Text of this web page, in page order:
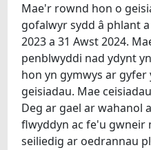
Mae'r rownd hon o
gofalwyr sydd â phlant
2023 a 31 Awst 2024.
penblwyddi nad ydynt
hon yn gymwys ar
geisiadau. Mae
Deg ar gael ar wahanol
flwyddyn ac fe'u gwneir
seiliedig ar oedrannau